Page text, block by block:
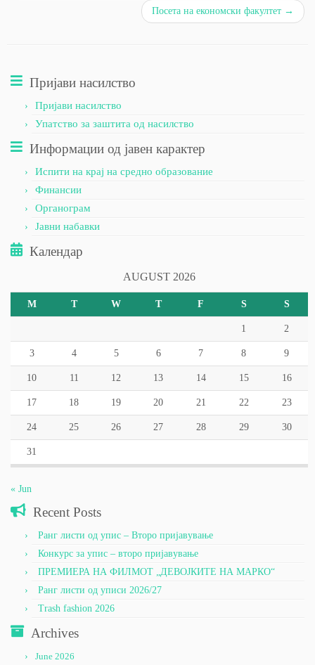
Посета на економски факултет →
Пријави насилство
Пријави насилство
Упатство за заштита од насилство
Информации од јавен карактер
Испити на крај на средно образование
Финансии
Органограм
Јавни набавки
Календар
AUGUST 2026
M T W T F S S
1 2
3 4 5 6 7 8 9
10 11 12 13 14 15 16
17 18 19 20 21 22 23
24 25 26 27 28 29 30
31
« Jun
Recent Posts
Ранг листи од упис – Второ пријавување
Конкурс за упис – второ пријавување
ПРЕМИЕРА НА ФИЛМОТ „ДЕВОЈКИТЕ НА МАРКО“
Ранг листи од уписи 2026/27
Trash fashion 2026
Archives
June 2026